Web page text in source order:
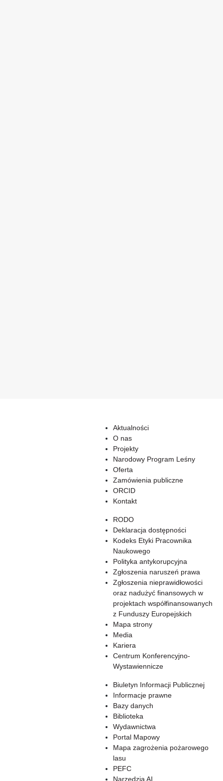
Aktualności
O nas
Projekty
Narodowy Program Leśny
Oferta
Zamówienia publiczne
ORCID
Kontakt
RODO
Deklaracja dostępności
Kodeks Etyki Pracownika
Naukowego
Polityka antykorupcyjna
Zgłoszenia naruszeń prawa
Zgłoszenia nieprawidłowości
oraz nadużyć finansowych w
projektach współfinansowanych
z Funduszy Europejskich
Mapa strony
Media
Kariera
Centrum Konferencyjno-
Wystawiennicze
Biuletyn Informacji Publicznej
Informacje prawne
Bazy danych
Biblioteka
Wydawnictwa
Portal Mapowy
Mapa zagrożenia pożarowego
lasu
PEFC
Narzędzia AI